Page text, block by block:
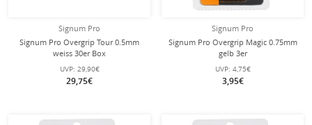
Signum Pro
Signum Pro Overgrip Tour 0.5mm
weiss 30er Box
UVP: 29,90€
29,75€
Signum Pro
Signum Pro Overgrip Magic 0.75mm
gelb 3er
UVP: 4,75€
3,95€